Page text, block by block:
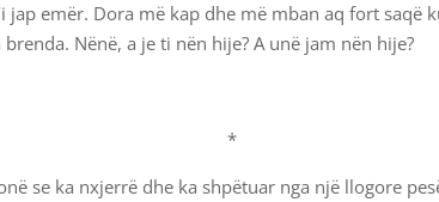
jap emër. Dora më kap dhe më mban aq fort saqë
Nënë, a je ti nën hije? A unë jam nën hije?
*
se ka nxjerrë dhe ka shpëtuar nga një llogore